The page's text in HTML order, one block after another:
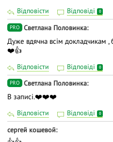
🟢 ортопедія-
🟢 дерматологія;
⚡️ Участь у майстер-класі
електронним
користувачів із PRO-
👉 Інститут ревматології
БПР №2391. Майстер-клас
офіційному переліку
Відповісти Відповіді 0
PRO Светлана Половинка
Дуже вдячна всім докладчикам
❤️👍
Відповісти Відповіді 0
PRO Светлана Половинка
В записі.❤️❤️❤️
Відповісти Відповіді 0
сергей кошевой